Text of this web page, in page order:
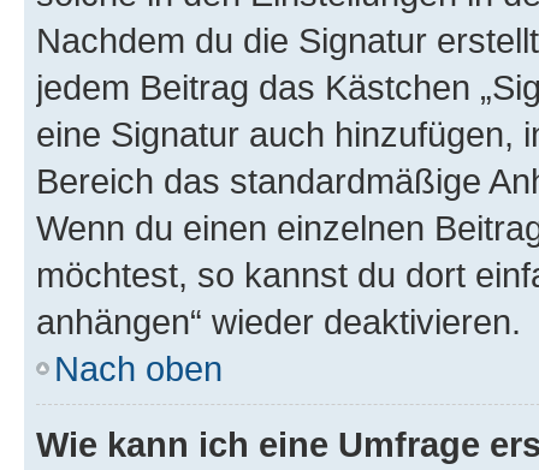
Nachdem du die Signatur
jedem Beitrag das Kästchen
eine Signatur auch hinzufügen,
Bereich das standardmäßige
Wenn du einen einzelnen
möchtest, so kannst du dort
anhängen“ wieder deaktivieren.
Nach oben
Wie kann ich eine Umfrage